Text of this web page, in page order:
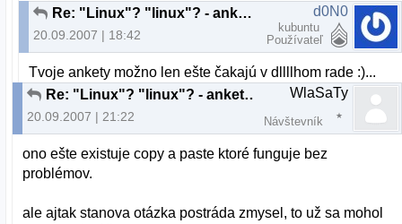
Re: "Linux"? "linux"? - anketka
20.09.2007 | 18:42
d0N0
kubuntu
Používateľ
Tvoje ankety možno len ešte čakajú v dllllhom rade :)...
Re: "Linux"? "linux"? - anketka
20.09.2007 | 21:22
WlaSaTy
Návštevník
ono ešte existuje copy a paste ktoré funguje bez
problémov.
ale ajtak stanova otázka postráda zmysel, to už sa mohol